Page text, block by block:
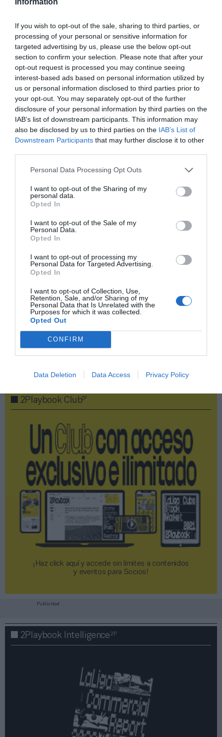
If you wish to opt-out of the sale, sharing to third parties, or
processing of your personal or sensitive information for
targeted advertising by us, please use the below opt-out
section to confirm your selection. Please note that after your
opt-out request is processed you may continue seeing
interest-based ads based on personal information utilized by
us or personal information disclosed to third parties prior to
your opt-out. You may separately opt-out of the further
disclosure of your personal information by third parties on the
IAB’s list of downstream participants. This information may
also be disclosed by us to third parties on the IAB’s List of
Downstream Participants that may further disclose it to other
Personal Data Processing Opt Outs
I want to opt-out of the Sharing of my
personal data.
Opted In
I want to opt-out of the Sale of my
Personal Data.
Opted In
I want to opt-out of processing my
Personal Data for Targeted Advertising.
Opted In
I want to opt-out of Collection, Use,
Retention, Sale, and/or Sharing of my
Personal Data that Is Unrelated with the
Purposes for which it was collected.
Opted Out
CONFIRM
Data Deletion Data Access Privacy Policy
Índex2P
Activaciones
gestora deportiva. Todos ellos han abordado la
quedan pendientes, así como la importancia que juegan
la educación y la visibilidad a la hora de garantizar que
existan deportistas referentes, espejo de niñas y niños.
¡Envíanos tus casos de activaciones!
Intelligence 2Pes la unidad de estrategia e
inteligencia de mercado de 2Playbook, cuya plataforma
de datos monitoriza más de 25.000 contratos de
patrocinio en el mercado español y otros 7.000 de ligas
internacionales. Si quieres enviarnos tus casos de éxito
en activaciones puedes escribirnos a
intelligence@2playbook.com.
Añadir 2Playbook
como fuente preferida de Google
ACTIVAR AHORA
Compartir
2Playbook Club2P
¡Haz click aquí y accede sin límites a contenidos
y eventos para Socios!​​​​​​​
Publicidad
2Playbook Intelligence2P